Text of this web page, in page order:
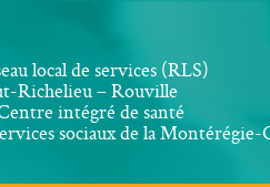
local de services (RLS)
Richelieu – Rouville
intégré de santé
sociaux de la